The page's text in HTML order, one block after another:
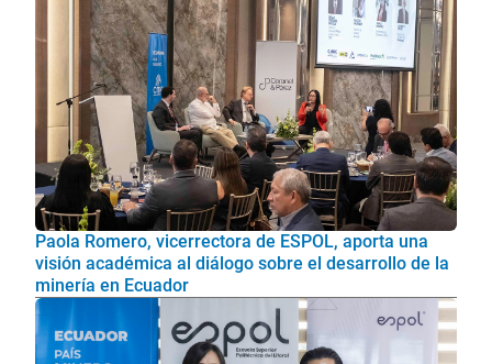
Paola Romero, vicerrectora de ESPOL, aporta una
visión académica al diálogo sobre el desarrollo de la
minería en Ecuador